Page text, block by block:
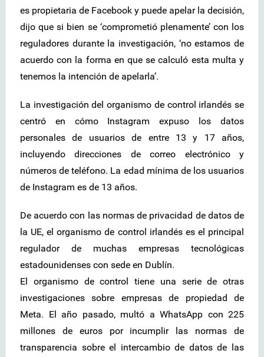
es propietaria de Facebook y puede apelar la decisión,
dijo que si bien se ‘comprometió plenamente’ con los
reguladores durante la investigación, ‘no estamos de
acuerdo con la forma en que se calculó esta multa y
tenemos la intención de apelarla’.
La investigación del organismo de control irlandés se
centró en cómo Instagram expuso los datos
personales de usuarios de entre 13 y 17 años,
incluyendo direcciones de correo electrónico y
números de teléfono. La edad mínima de los usuarios
de Instagram es de 13 años.
De acuerdo con las normas de privacidad de datos de
la UE, el organismo de control irlandés es el principal
regulador de muchas empresas tecnológicas
estadounidenses con sede en Dublín.
El organismo de control tiene una serie de otras
investigaciones sobre empresas de propiedad de
Meta. El año pasado, multó a WhatsApp con 225
millones de euros por incumplir las normas de
transparencia sobre el intercambio de datos de las